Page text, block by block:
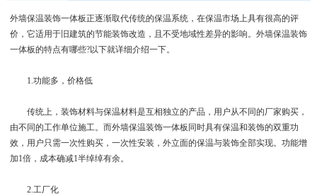
外墙保温装饰一体板正逐渐取代传统的保温系统，在保温市场上具有很高的评
价，它适用于旧建筑的节能装饰改造，且不受地域性差异的影响。外墙保温装饰
一体板的特点有哪些?以下就详细介绍一下。
1.功能多，价格低
传统上，装饰材料与保温材料是互相独立的产品，用户从不同的厂家购买，
由不同的工作单位施工。而外墙保温装饰一体板同时具有保温和装饰的双重功
效，用户只需一次性购买，一次性安装，外立面的保温与装饰全部实现。功能增
加1倍，成本确减1半绰绰有余。
2.工厂化